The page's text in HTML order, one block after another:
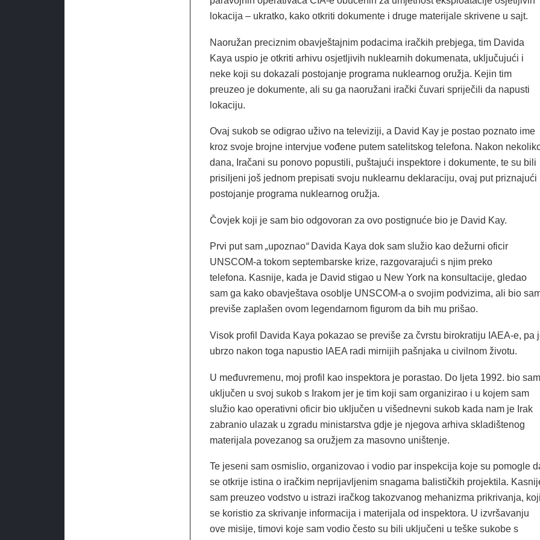
lokacija – ukratko, kako otkriti dokumente i druge materijale skrivene u sajt.
Naoružan preciznim obavještajnim podacima iračkih prebjega, tim Davida
Kaya uspio je otkriti arhivu osjetljivih nuklearnih dokumenata, uključujući i
neke koji su dokazali postojanje programa nuklearnog oružja. Kejin tim
preuzeo je dokumente, ali su ga naoružani irački čuvari spriječili da napusti
lokaciju.
Ovaj sukob se odigrao uživo na televiziji, a David Kay je postao poznato ime
kroz svoje brojne intervjue vođene putem satelitskog telefona. Nakon
dana, Iračani su ponovo popustili, puštajući inspektore i dokumente, te su bili
prisiljeni još jednom prepisati svoju nuklearnu deklaraciju, ovaj put priznajući
postojanje programa nuklearnog oružja.
Čovjek koji je sam bio odgovoran za ovo postignuće bio je David Kay.
Prvi put sam „upoznao“Davida Kaya dok sam služio kao dežurni oficir
UNSCOM-a tokom septembarske krize, razgovarajući s njim preko
telefona. Kasnije, kada je David stigao u New York na konsultacije, gledao
sam ga kako obavještava osoblje UNSCOM-a o svojim podvizima, ali bio
previše zaplašen ovom legendarnom figurom da bih mu prišao.
Visok profil Davida Kaya pokazao se previše za čvrstu birokratiju IAEA-e, pa
ubrzo nakon toga napustio IAEA radi mirnijih pašnjaka u civilnom životu.
U međuvremenu, moj profil kao inspektora je porastao. Do ljeta 1992. bio sam
uključen u svoj sukob s Irakom jer je tim koji sam organizirao i u kojem sam
služio kao operativni oficir bio uključen u višednevni sukob kada nam je Irak
zabranio ulazak u zgradu ministarstva gdje je njegova arhiva skladištenog
materijala povezanog sa oružjem za masovno uništenje.
Te jeseni sam osmislio, organizovao i vodio par inspekcija koje su pomogle
se otkrije istina o iračkim neprijavljenim snagama balističkih projektila.
sam preuzeo vodstvo u istrazi iračkog takozvanog mehanizma prikrivanja,
se koristio za skrivanje informacija i materijala od inspektora. U izvršavanju
ove misije, timovi koje sam vodio često su bili uključeni u teške sukobe s